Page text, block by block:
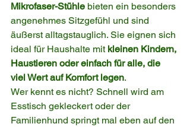
Mikrofaser-Stühle bieten ein besonders
angenehmes Sitzgefühl und sind
äußerst alltagstauglich. Sie eignen sich
ideal für Haushalte mit kleinen Kindern,
Haustieren oder einfach für alle, die
viel Wert auf Komfort legen.
Wer kennt es nicht? Schnell wird am
Esstisch gekleckert oder der
Familienhund springt mal eben auf den